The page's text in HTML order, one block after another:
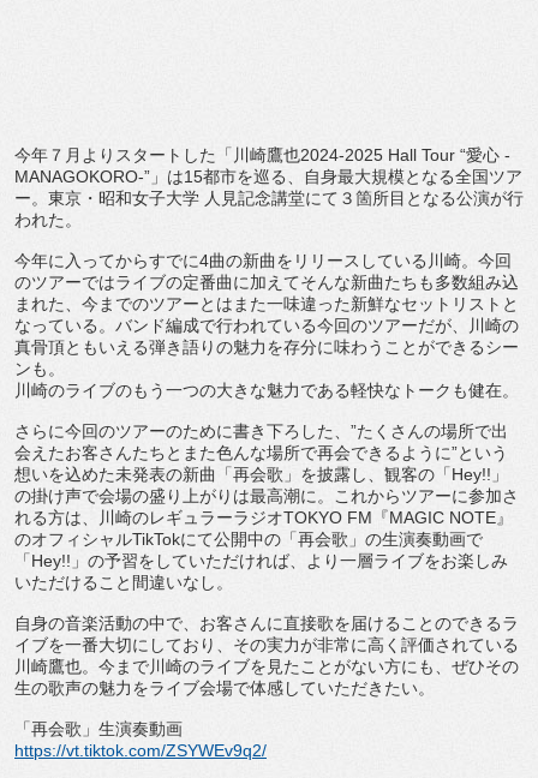
今年７月よりスタートした「川崎鷹也2024-2025 Hall Tour “愛心 -
MANAGOKORO-”」は15都市を巡る、
自身最大規模となる全国ツア
ー。東京・昭和女子大学 人見記念講堂にて３箇所目となる公演が行
われた。
今年に入ってからすでに4曲の新曲をリリースしている川崎。 今回
のツアーではライブの定番曲に加えてそんな新曲たちも多数組み込
まれた、 今までのツアーとはまた一味違った新鮮なセットリストと
なっている。バンド編成で行われている今回のツアーだが、
川崎の
真骨頂ともいえる弾き語りの魅力を存分に味わうことができ るシー
ンも。
川崎のライブのもう一つの大きな魅力である軽快なトークも健在。
さらに今回のツアーのために書き下ろした、”たくさんの場所で出
会えたお客さんたちとまた色んな場所で再会できるように”という
想いを込めた未発表の新曲「再会歌」 を披露し、観客の「Hey!!」
の掛け声で会場の盛り上がりは最高潮に。
これからツアーに参加さ
れる方は、
川崎のレギュラーラジオTOKYO FM『MAGIC NOTE』
のオフィシャルTikTokにて公開中の「再会歌」 の生演奏動画で
「Hey!!」の予習をしていただければ、
より一層ライブをお楽しみ
いただけること間違いなし。
自身の音楽活動の中で、 お客さんに直接歌を届けることのできるラ
イブを一番大切にしてお り、その実力が非常に高く評価されている
川崎鷹也。 今まで川崎のライブを見たことがない方にも、 ぜひその
生の歌声の魅力をライブ会場で体感していただきたい。
「再会歌」生演奏動画
https://vt.tiktok.com/ZSYWEv9q2/